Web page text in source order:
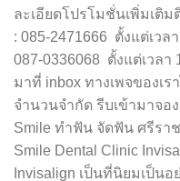
ละเอียดโปรโมชั่นเพิ่มเติ
: 085-2471666 ตั้งแต่เวล
087-0336068 ตั้งแต่เวลา
มาที่ inbox ทางเพจของเ
จำนวนจำกัด รีบเข้ามาจอ
Smile ทำฟัน จัดฟัน ศรีรา
Smile Dental Clinic
Invisalign เป็นที่นิยมเป็น